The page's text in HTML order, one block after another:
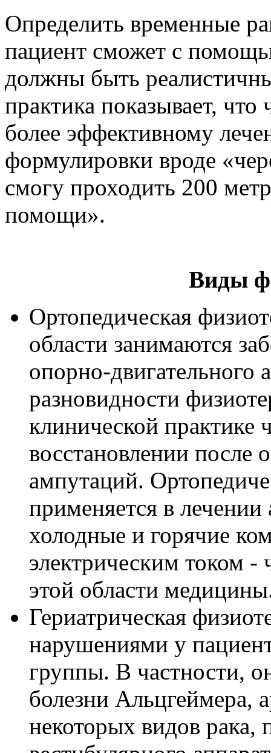
Определить временные
пациент сможет с
должны быть
практика показывает,
более эффективному
формулировки вроде
смогу проходить 200
помощи».
Виды
Ортопедическая
области занимаются
опорно-двигательного
разновидности
клинической практике
восстановлении после
ампутаций.
применяется в
холодные и горячие
электрическим током -
этой области
Гериатрическая
нарушениями у
группы. В частности,
болезни Альцгеймера,
некоторых видов рака,